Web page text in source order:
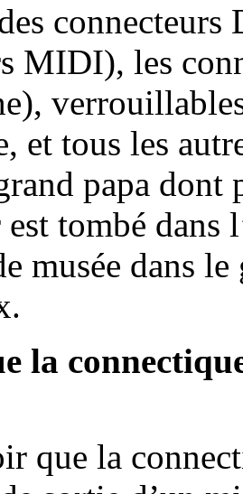
connecteurs
MIDI), les
et tous les
papa dont
tombé dans
musée dans
la
que la